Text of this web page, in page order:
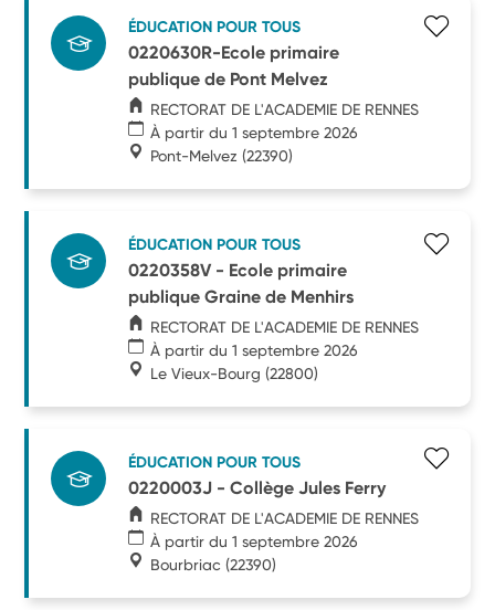
ÉDUCATION POUR TOUS
0220630R-Ecole primaire
publique de Pont Melvez
RECTORAT DE L'ACADEMIE DE RENNES
À partir du 1 septembre 2026
Pont-Melvez (22390)
ÉDUCATION POUR TOUS
0220358V - Ecole primaire
publique Graine de Menhirs
RECTORAT DE L'ACADEMIE DE RENNES
À partir du 1 septembre 2026
Le Vieux-Bourg (22800)
ÉDUCATION POUR TOUS
0220003J - Collège Jules Ferry
RECTORAT DE L'ACADEMIE DE RENNES
À partir du 1 septembre 2026
Bourbriac (22390)